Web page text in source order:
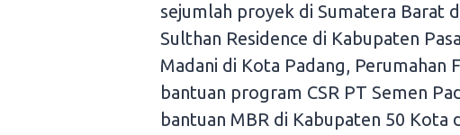
sejumlah proyek di Sumatera Barat
Sulthan Residence di Kabupaten
Madani di Kota Padang, Perumahan
bantuan program CSR PT Semen
bantuan MBR di Kabupaten 50